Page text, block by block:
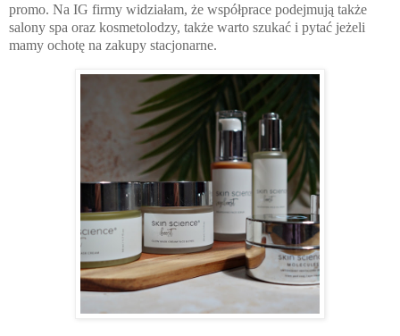
promo. Na IG firmy widziałam, że współprace podejmują także
salony spa oraz kosmetolodzy, także warto szukać i pytać jeżeli
mamy ochotę na zakupy stacjonarne.